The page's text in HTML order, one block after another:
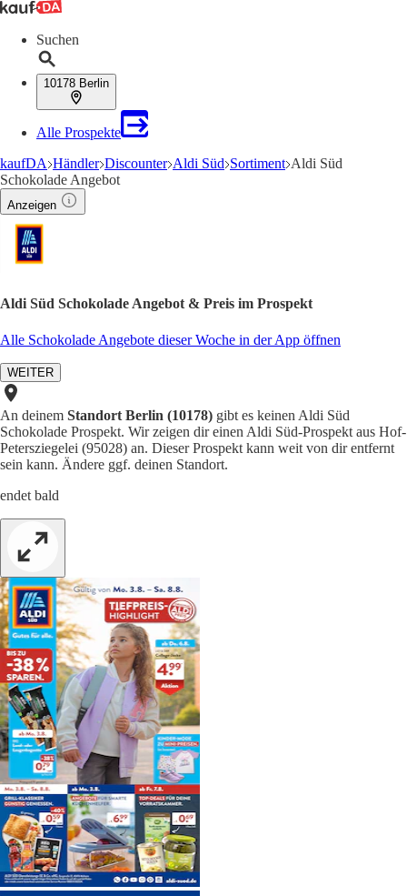
Suchen
10178 Berlin
Alle Prospekte
kaufDA Händler Discounter Aldi Süd Sortiment Aldi Süd
Schokolade Angebot
Anzeigen
Aldi Süd Schokolade Angebot & Preis im Prospekt
Alle Schokolade Angebote dieser Woche in der App öffnen
WEITER
An deinem Standort Berlin (10178) gibt es keinen Aldi Süd
Schokolade Prospekt. Wir zeigen dir einen Aldi Süd-Prospekt aus Hof-
Petersziegelei (95028) an. Dieser Prospekt kann weit von dir entfernt
sein kann. Ändere ggf. deinen Standort.
endet bald